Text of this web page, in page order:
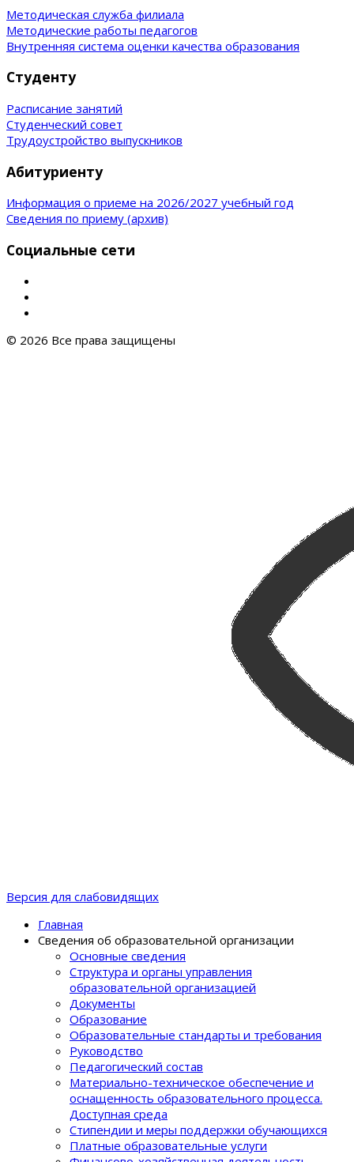
Методическая служба филиала
Методические работы педагогов
Внутренняя система оценки качества образования
Студенту
Расписание занятий
Студенческий совет
Трудоустройство выпускников
Абитуриенту
Информация о приеме на 2026/2027 учебный год
Сведения по приему (архив)
Социальные сети
© 2026 Все права защищены
Версия для слабовидящих
Главная
Сведения об образовательной организации
Основные сведения
Структура и органы управления
образовательной организацией
Документы
Образование
Образовательные стандарты и требования
Руководство
Педагогический состав
Материально-техническое обеспечение и
оснащенность образовательного процеcса.
Доступная среда
Стипендии и меры поддержки обучающихся
Платные образовательные услуги